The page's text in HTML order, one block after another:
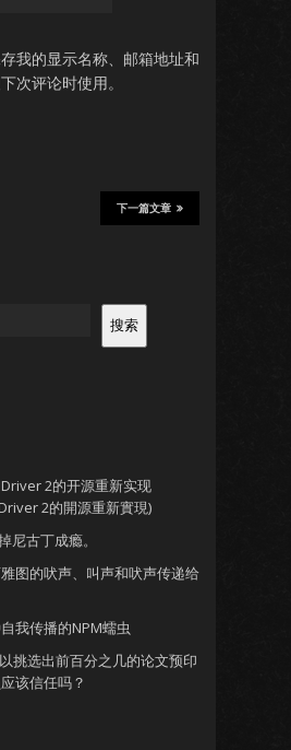
我的显示名称、邮箱地址和
次评论时使用。
下一篇文章
搜索
Driver 2的开源重新实现
Driver 2的開源重新實現)
尼古丁成瘾。
图的吠声、叫声和吠声传递给
我传播的NPM蠕虫
挑选出前百分之几的论文预印
该信任吗？